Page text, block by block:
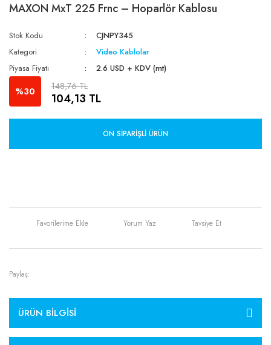
MAXON MxT 225 Frnc – Hoparlör Kablosu
Stok Kodu
CJNPY345
Kategori
Video Kablolar
Piyasa Fiyatı
2.6 USD + KDV (mt)
%30 148,76 TL
104,13 TL
ÖN SIPARIŞLI ÜRÜN
Yorum Yaz Tavsiye Et
Paylaş:
ÜRÜN BILGISI